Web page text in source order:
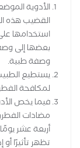
الأدوية
القضيب هذه
استخدامها
بعضها إلى
وصفة طبية.
يستطيع
لمكافحة
فيما يخص
مضادات
أربعة عشر
تظهر تأثيرًا